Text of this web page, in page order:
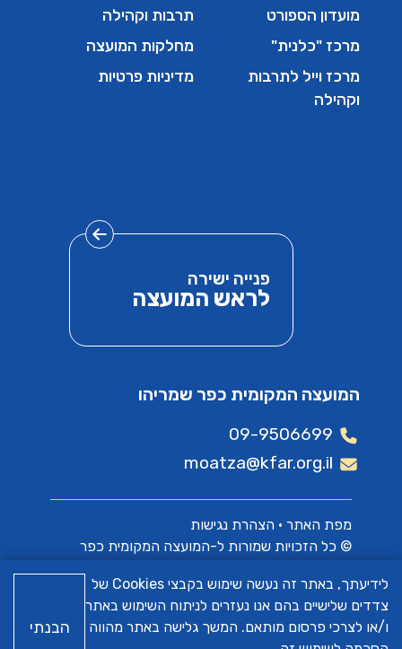
מועדון הספורט
מרכז "כלנית"
מרכז וייל לתרבות
וקהילה
תרבות וקהילה
מחלקות המועצה
מדיניות פרטיות
פנייה ישירה
לראש המועצה
המועצה המקומית כפר שמריהו
09-9506699
moatza@kfar.org.il
מפת האתר• הצהרת נגישות
© כל הזכויות שמורות ל-המועצה המקומית כפר
האתר פותח על ידיא.ש בינה
לידיעתך, באתר זה נעשה שימוש בקבצי Cookies של
צדדים שלישיים בהם אנו נעזרים לניתוח השימוש באתר
ו/או לצרכי פרסום מותאם. המשך גלישה באתר מהווה
הבנתי